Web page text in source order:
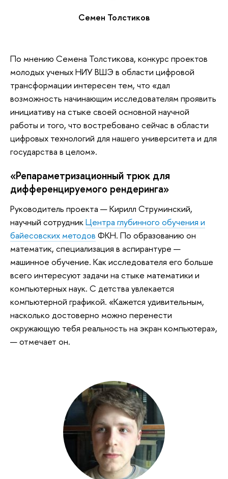
Семен Толстиков
По мнению Семена Толстикова, конкурс проектов
молодых ученых НИУ ВШЭ в области цифровой
трансформации интересен тем, что «дал
возможность начинающим исследователям проявить
инициативу на стыке своей основной научной
работы и того, что востребовано сейчас в области
цифровых технологий для нашего университета и для
государства в целом».
«Репараметризационный трюк для
дифференцируемого рендеринга»
Руководитель проекта — Кирилл Струминский,
научный сотрудникЦентра глубинного обучения и
байесовских методов ФКН. По образованию он
математик, специализация в аспирантуре —
машинное обучение. Как исследователя его больше
всего интересуют задачи на стыке математики и
компьютерных наук. С детства увлекается
компьютерной графикой. «Кажется удивительным,
насколько достоверно можно перенести
окружающую тебя реальность на экран компьютера»,
— отмечает он.